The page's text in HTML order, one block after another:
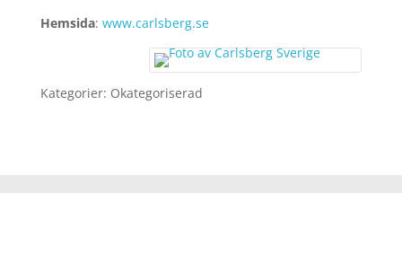
Hemsida: www.carlsberg.se
Kategorier: Okategoriserad